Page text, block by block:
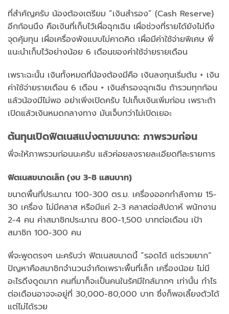
ที่สำคัญครับ น้องต้องเตรียม “เงินสำรอง” (Cash Reserve)
อีกก้อนนึง คือเงินที่เก็บไว้เผื่อฉุกเฉิน เผื่อช่วงที่รายได้ยังไม่ถึง
จุดคุ้มทุน เผื่อเครื่องพังแบบไม่คาดคิด เผื่อมีค่าใช้จ่ายพิเศษ พี่
แนะนำเก็บไว้อย่างน้อย 6 เดือนของค่าใช้จ่ายรายเดือน
เพราะฉะนั้น เงินทั้งหมดที่น้องต้องมีคือ เงินลงทุนเริ่มต้น + เงิน
ค่าใช้จ่ายรายเดือน 6 เดือน + เงินสำรองฉุกเฉิน ถ้ารวมทุกก้อน
แล้วน้องมีไม่พอ อย่าเพิ่งเปิดครับ ไปเก็บเงินเพิ่มก่อน เพราะถ้า
เปิดแล้วเงินหมดกลางทาง มันเจ็บกว่าไม่เปิดเยอะ
ต้นทุนเปิดฟิตเนสแบ่งตามขนาด: ภาพรวมก่อน
พี่จะให้ภาพรวมก่อนนะครับ แล้วค่อยลงรายละเอียดทีละรายการ
ฟิตเนสขนาดเล็ก (งบ 3-8 แสนบาท)
ขนาดพื้นที่ประมาณ 100-300 ตร.ม. เครื่องออกกำลังกาย 15-
30 เครื่อง ไม่มีคลาส หรือมีแค่ 2-3 คลาสต่อสัปดาห์ พนักงาน
2-4 คน ค่าสมาชิกประมาณ 800-1,500 บาทต่อเดือน เป้า
สมาชิก 100-300 คน
พี่จะพูดตรงๆ นะครับว่า ฟิตเนสขนาดนี้ “รอดได้ แต่รวยยาก”
ปัญหาคือสมาชิกจำนวนจำกัดเพราะพื้นที่เล็ก เครื่องน้อย ไม่มี
อะไรดึงดูดมาก คนที่มาก็จะเป็นคนในรัศมีใกล้มากๆ เท่านั้น กำไร
ต่อเดือนอาจจะอยู่ที่ 30,000-80,000 บาท ซึ่งก็พอเลี้ยงตัวได้
แต่ไม่ได้รวย